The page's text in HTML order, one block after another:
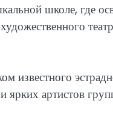
школе, где
известного
ярких артистов